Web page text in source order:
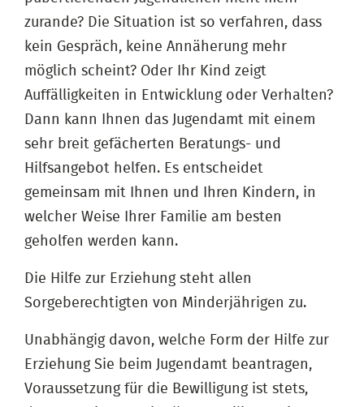
zurande? Die Situation ist so verfahren, dass
kein Gespräch, keine Annäherung mehr
möglich scheint? Oder Ihr Kind zeigt
Auffälligkeiten in Entwicklung oder Verhalten?
Dann kann Ihnen das Jugendamt mit einem
sehr breit gefächerten Beratungs- und
Hilfsangebot helfen. Es entscheidet
gemeinsam mit Ihnen und Ihren Kindern, in
welcher Weise Ihrer Familie am besten
geholfen werden kann.
Die Hilfe zur Erziehung steht allen
Sorgeberechtigten von Minderjährigen zu.
Unabhängig davon, welche Form der Hilfe zur
Erziehung Sie beim Jugendamt beantragen,
Voraussetzung für die Bewilligung ist stets,